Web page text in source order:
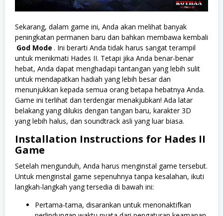
Sekarang, dalam game ini, Anda akan melihat banyak
peningkatan permanen baru dan bahkan membawa kembali
God Mode . Ini berarti Anda tidak harus sangat terampil
untuk menikmati Hades II. Tetapi jika Anda benar-benar
hebat, Anda dapat menghadapi tantangan yang lebih sulit
untuk mendapatkan hadiah yang lebih besar dan
menunjukkan kepada semua orang betapa hebatnya Anda.
Game ini terlihat dan terdengar menakjubkan! Ada latar
belakang yang dilukis dengan tangan baru, karakter 3D
yang lebih halus, dan soundtrack asli yang luar biasa.
Installation Instructions for Hades II
Game
Setelah mengunduh, Anda harus menginstal game tersebut.
Untuk menginstal game sepenuhnya tanpa kesalahan, ikuti
langkah-langkah yang tersedia di bawah ini:
Pertama-tama, disarankan untuk menonaktifkan